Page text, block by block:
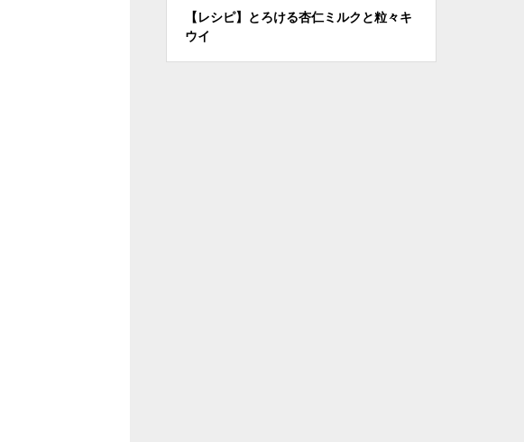
”パープル×
【レシピ】とろける杏仁ミルクと粒々キ
【レシピ】タピオカ